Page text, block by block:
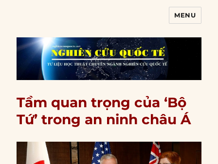
MENU
Tầm quan trọng của ‘Bộ
Tứ’ trong an ninh châu Á